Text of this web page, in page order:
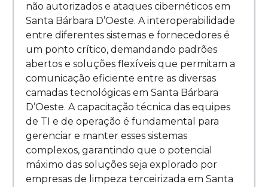
não autorizados e ataques cibernéticos em
Santa Bárbara D’Oeste. A interoperabilidade
entre diferentes sistemas e fornecedores é
um ponto crítico, demandando padrões
abertos e soluções flexíveis que permitam a
comunicação eficiente entre as diversas
camadas tecnológicas em Santa Bárbara
D’Oeste. A capacitação técnica das equipes
de TI e de operação é fundamental para
gerenciar e manter esses sistemas
complexos, garantindo que o potencial
máximo das soluções seja explorado por
empresas de limpeza terceirizada em Santa